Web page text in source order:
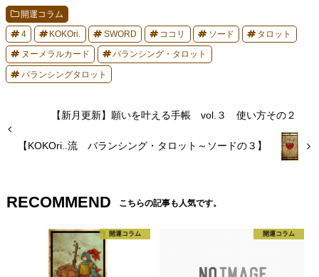
開運コラム
4 KOKOri. SWORD ココリ ソード タロット
ヌーメラルカード バランシング・タロット
バランシングタロット
【新月更新】願いを叶える手帳 vol.３ 使い方その２
【KOKOri..流 バランシング・タロット～ソードの３】
RECOMMEND こちらの記事も人気です。
開運コラム 開運コラム